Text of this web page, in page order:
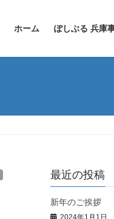
ホーム ぽしぶる 兵庫
最近の投稿
新年のご挨拶
2024年1月1日